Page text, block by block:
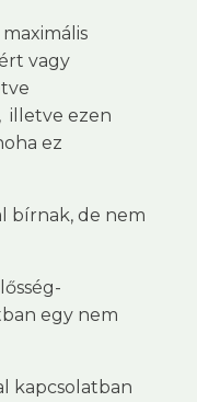
vagy
illetve ezen
ez
bírnak, de nem
egy nem
kapcsolatban